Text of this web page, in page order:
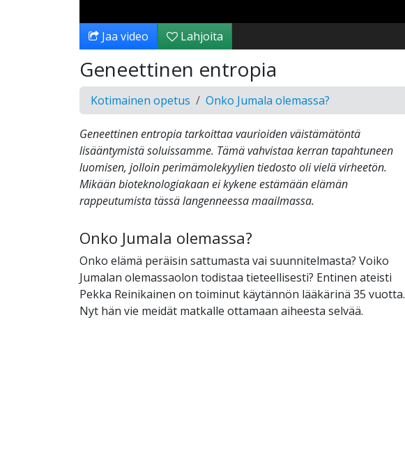
Jaa video Lahjoita
Geneettinen entropia
Kotimainen opetus Onko Jumala olemassa?
Geneettinen entropia tarkoittaa vaurioiden väistämätöntä
lisääntymistä soluissamme. Tämä vahvistaa kerran tapahtuneen
luomisen, jolloin perimämolekyylien tiedosto oli vielä virheetön.
Mikään bioteknologiakaan ei kykene estämään elämän
rappeutumista tässä langenneessa maailmassa.
Onko Jumala olemassa?
Onko elämä peräisin sattumasta vai suunnitelmasta? Voiko
Jumalan olemassaolon todistaa tieteellisesti? Entinen ateisti
Pekka Reinikainen on toiminut käytännön lääkärinä 35 vuotta.
Nyt hän vie meidät matkalle ottamaan aiheesta selvää.